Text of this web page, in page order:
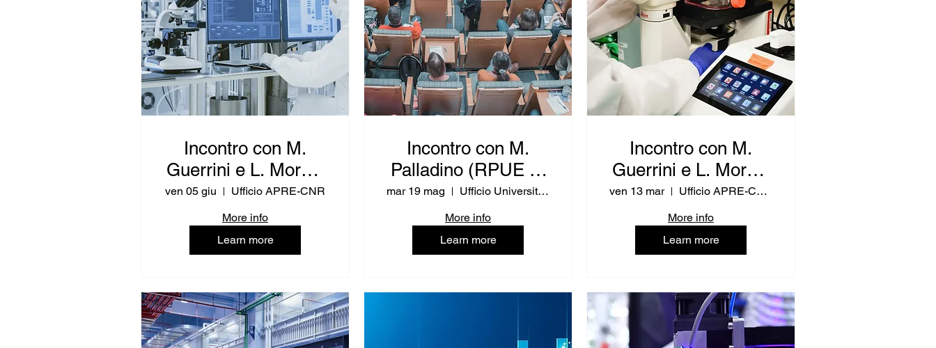
Incontro con M.
Guerrini e L. Moretti
(RPUE IT - Ricerca
e Innovazione)
ven 05 giu
Ufficio APRE-CNR
More info
Learn more
Incontro con M.
Palladino (RPUE IT
- Istruzione)
mar 19 mag
Ufficio Università di Torino
More info
Learn more
Incontro con M.
Guerrini e L. Moretti
(RPUE IT - Ricerca
e Innovazione)
ven 13 mar
Ufficio APRE-CNR
More info
Learn more